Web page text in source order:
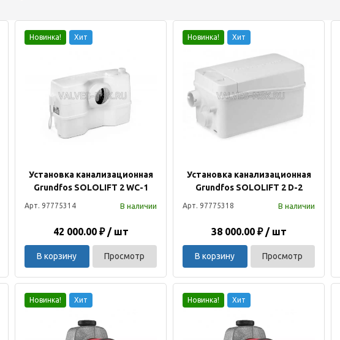
Новинка! Хит
Установка канализационная
Grundfos SOLOLIFT 2 WC-1
Арт. 97775314 В наличии
42 000.00 ₽ / шт
В корзину Просмотр
Новинка! Хит
Установка канализационная
Grundfos SOLOLIFT 2 D-2
Арт. 97775318 В наличии
38 000.00 ₽ / шт
В корзину Просмотр
Новинка! Хит Новинка! Хит